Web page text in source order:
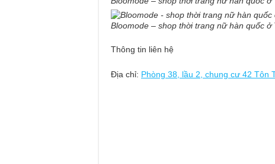
Bloomode – shop thời trang nữ hàn quốc ở
Thông tin liên hệ
Địa chỉ: Phòng 38, lầu 2, chung cư 42 Tôn